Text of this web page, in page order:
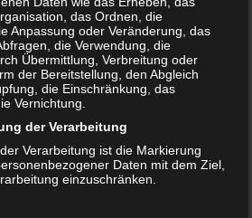
gelingt es am besten!
Schwanger von Affäre – was nun?
für Kinder
für Kinder
– Holzeisenbahnen besonders
das Ordnen, die
Anpassung oder Veränderung, das
die Verwendung, die
Übermittlung, Verbreitung oder
der Bereitstellung, den Abgleich
die Einschränkung, das
Vernichtung.
der Verarbeitung
Verarbeitung ist die Markierung
Daten mit dem Ziel,
einzuschränken.